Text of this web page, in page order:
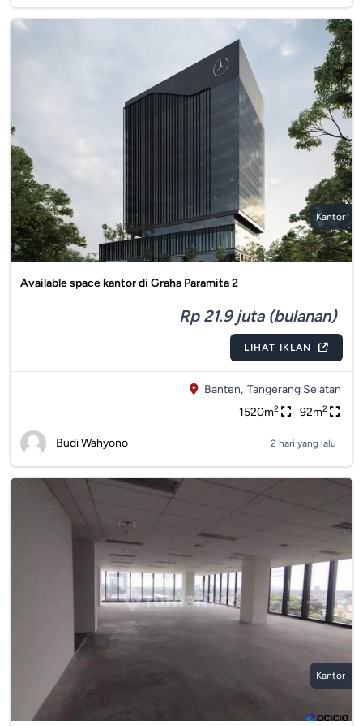
Kantor
Available space kantor di Graha Paramita 2
Rp 21.9 juta (bulanan)
LIHAT IKLAN
Banten, Tangerang Selatan
1520m2 92m2
Budi Wahyono 2 hari yang lalu
Kantor